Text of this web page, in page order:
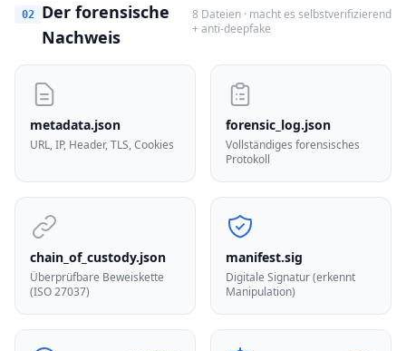
02
Der forensische
Nachweis
8 Dateien · macht es selbstverifizierend
+ anti-deepfake
metadata.json
URL, IP, Header, TLS, Cookies
forensic_log.json
Vollständiges forensisches
Protokoll
chain_of_custody.json
Überprüfbare Beweiskette
(ISO 27037)
manifest.sig
Digitale Signatur (erkennt
Manipulation)